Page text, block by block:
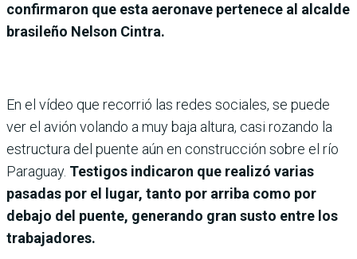
confirmaron que esta aeronave pertenece al alcalde
brasileño Nelson Cintra.
En el vídeo que recorrió las redes sociales, se puede
ver el avión volando a muy baja altura, casi rozando la
estructura del puente aún en construcción sobre el río
Paraguay. Testigos indicaron que realizó varias
pasadas por el lugar, tanto por arriba como por
debajo del puente, generando gran susto entre los
trabajadores.